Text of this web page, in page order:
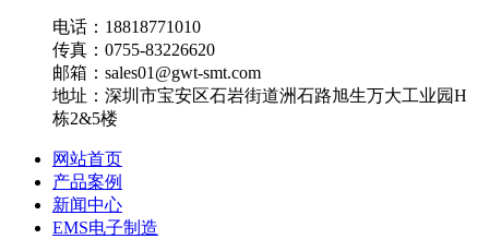
电话：18818771010
传真：0755-83226620
邮箱：sales01@gwt-smt.com
地址：深圳市宝安区石岩街道洲石路旭生万大工业园H
栋2&5楼
网站首页
产品案例
新闻中心
EMS电子制造